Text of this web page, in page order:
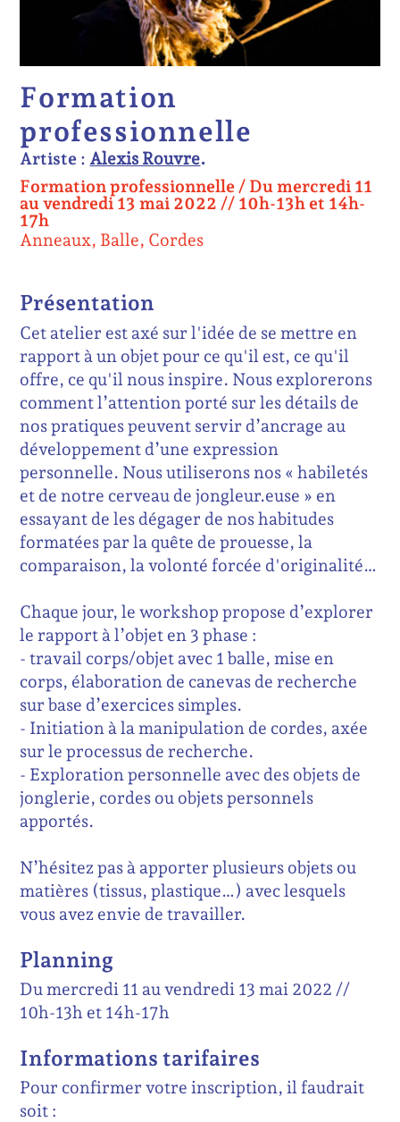
Formation
professionnelle
Artiste : Alexis Rouvre
Formation professionnelle / Du mercredi 11
au vendredi 13 mai 2022 // 10h-13h et 14h-
17h
Anneaux, Balle, Cordes
Présentation
Cet atelier est axé sur l'idée de se mettre en
rapport à un objet pour ce qu'il est, ce qu'il
offre, ce qu'il nous inspire. Nous explorerons
comment l’attention porté sur les détails de
nos pratiques peuvent servir d’ancrage au
développement d’une expression
personnelle. Nous utiliserons nos « habiletés
et de notre cerveau de jongleur.euse » en
essayant de les dégager de nos habitudes
formatées par la quête de prouesse, la
comparaison, la volonté forcée d'originalité…
Chaque jour, le workshop propose d’explorer
le rapport à l’objet en 3 phase :
- travail corps/objet avec 1 balle, mise en
corps, élaboration de canevas de recherche
sur base d’exercices simples.
- Initiation à la manipulation de cordes, axée
sur le processus de recherche.
- Exploration personnelle avec des objets de
jonglerie, cordes ou objets personnels
apportés.
N’hésitez pas à apporter plusieurs objets ou
matières (tissus, plastique…) avec lesquels
vous avez envie de travailler.
Planning
Du mercredi 11 au vendredi 13 mai 2022 //
10h-13h et 14h-17h
Informations tarifaires
Pour confirmer votre inscription, il faudrait
soit :